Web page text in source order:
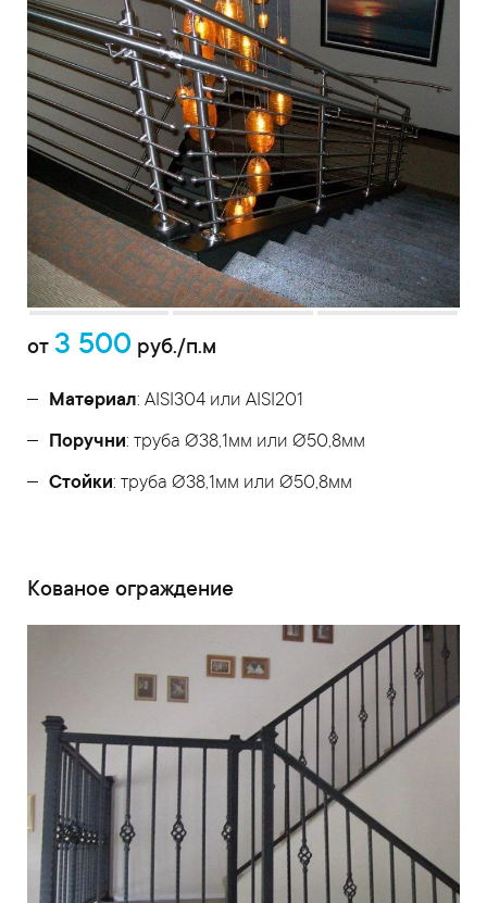
от 3 500 руб./п.м
Материал: AISI304 или AISI201
Поручни: труба Ø38,1мм или Ø50,8мм
Стойки: труба Ø38,1мм или Ø50,8мм
Кованое ограждение